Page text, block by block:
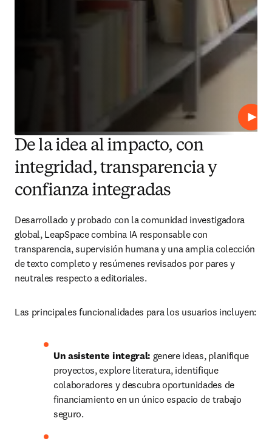
De la idea al impacto, con
integridad, transparencia y
confianza integradas
Desarrollado y probado con la comunidad investigadora
global, LeapSpace combina IA responsable con
transparencia, supervisión humana y una amplia colección
de texto completo y resúmenes revisados por pares y
neutrales respecto a editoriales.
Las principales funcionalidades para los usuarios incluyen:
Un asistente integral: genere ideas, planifique
proyectos, explore literatura, identifique
colaboradores y descubra oportunidades de
financiamiento en un único espacio de trabajo
seguro.